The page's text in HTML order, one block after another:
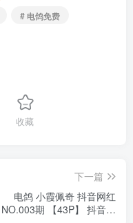
# 电鸽免费
收藏
下一篇
电鸽 小霞佩奇 抖音网红
NO.003期 【43P】 抖音完